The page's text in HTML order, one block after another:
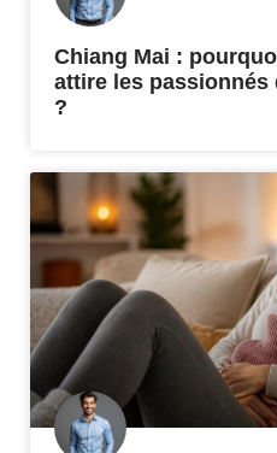
Chiang Mai :
attire les passionnés
?